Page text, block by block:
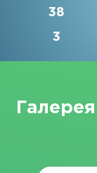
38
3